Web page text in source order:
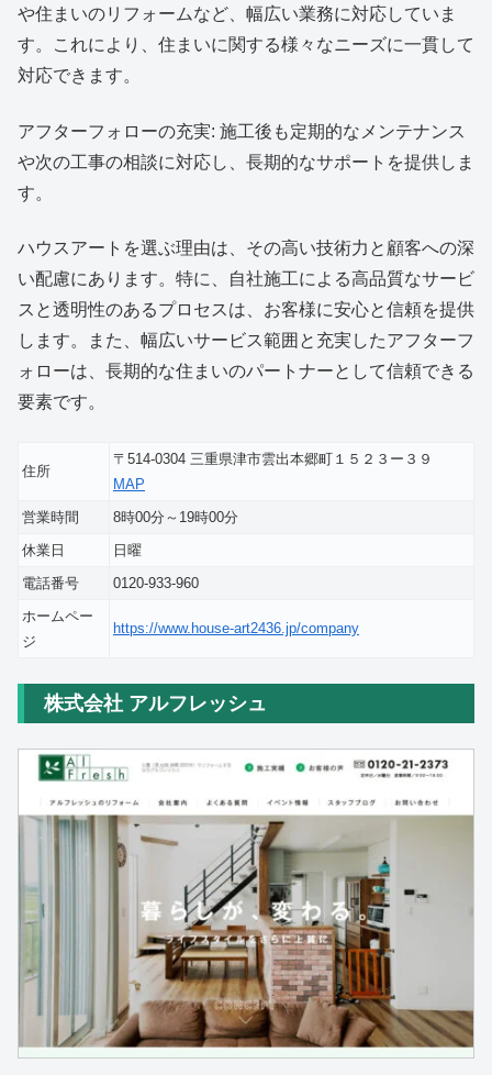
や住まいのリフォームなど、幅広い業務に対応していま
す。これにより、住まいに関する様々なニーズに一貫して
対応できます。
アフターフォローの充実: 施工後も定期的なメンテナンス
や次の工事の相談に対応し、長期的なサポートを提供しま
す。
ハウスアートを選ぶ理由は、その高い技術力と顧客への深
い配慮にあります。特に、自社施工による高品質なサービ
スと透明性のあるプロセスは、お客様に安心と信頼を提供
します。また、幅広いサービス範囲と充実したアフターフ
ォローは、長期的な住まいのパートナーとして信頼できる
要素です。
住所
〒514-0304 三重県津市雲出本郷町１５２３ー３９
MAP
営業時間
8時00分～19時00分
休業日
日曜
電話番号
0120-933-960
ホームペー
ジ
https://www.house-art2436.jp/company
株式会社 アルフレッシュ